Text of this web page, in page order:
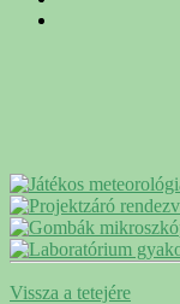
Vissza a tetejére